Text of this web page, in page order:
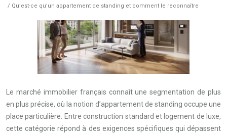
/ Qu’est-ce qu’un appartement de standing et comment le reconnaître
Le marché immobilier français connaît une segmentation de plus
en plus précise, où la notion d’appartement de standing occupe une
place particulière. Entre construction standard et logement de luxe,
cette catégorie répond à des exigences spécifiques qui dépassent